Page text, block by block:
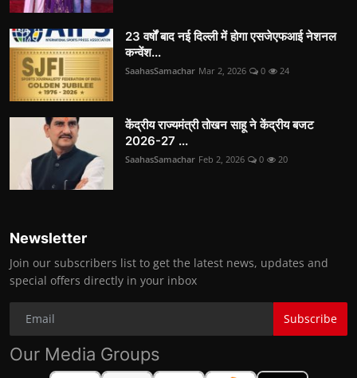
23 वर्षों बाद नई दिल्ली में होगा एसजेएफआई नेशनल
कन्वेंश...
SaahasSamachar Mar 2, 2026 0 24
केंद्रीय राज्यमंत्री तोखन साहू ने केंद्रीय बजट
2026-27 ...
SaahasSamachar Feb 2, 2026 0 20
Newsletter
Join our subscribers list to get the latest news, updates and
special offers directly in your inbox
Subscribe
Our Media Groups